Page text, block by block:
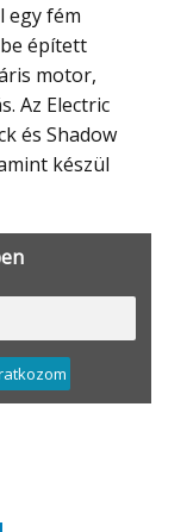
épített
motor,
Az Electric
és Shadow
készül